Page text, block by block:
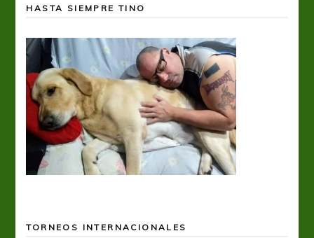
HASTA SIEMPRE TINO
TORNEOS INTERNACIONALES